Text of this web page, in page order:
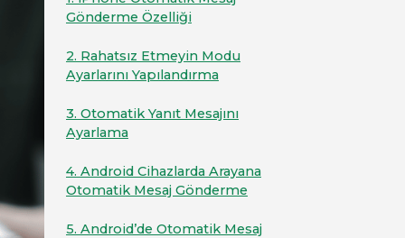
Gönderme Özelliği
2. Rahatsız Etmeyin Modu
Ayarlarını Yapılandırma
3. Otomatik Yanıt Mesajını
Ayarlama
4. Android Cihazlarda Arayana
Otomatik Mesaj Gönderme
5. Android’de Otomatik Mesaj